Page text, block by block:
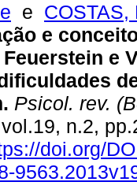
e COSTAS,
e
e
. Psicol. rev.
n.2,
doi.org/